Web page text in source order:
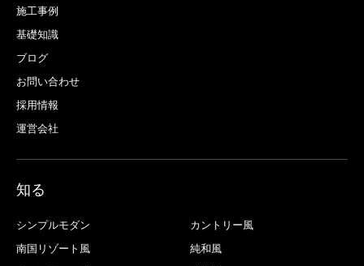
施工事例
基礎知識
ブログ
お問い合わせ
採用情報
運営会社
知る
シンプルモダン
カントリー風
南国リゾート風
純和風